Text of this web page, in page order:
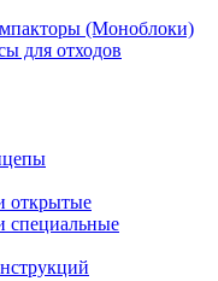
(Моноблоки)
для отходов
открытые
специальные